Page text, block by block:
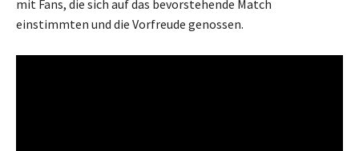
mit Fans, die sich auf das bevorstehende Match
einstimmten und die Vorfreude genossen.